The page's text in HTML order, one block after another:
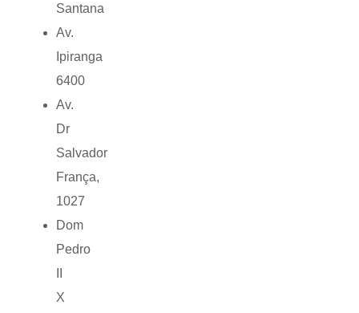
Santana
Av.
Ipiranga
6400
Av.
Dr
Salvador
França,
1027
Dom
Pedro
X